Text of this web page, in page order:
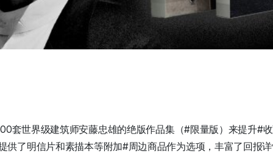
套世界级建筑师安藤忠雄的绝版作品集（#限量版）来提升#
供了明信片和素描本等附加#周边商品作为选项，丰富了回报